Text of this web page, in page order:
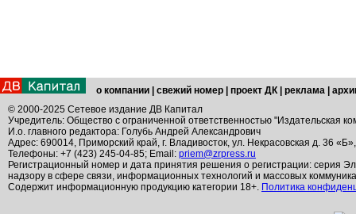
о компании свежий номер проект ДК реклама
© 2000-2025 Сетевое издание ДВ Капитал
Учредитель: Общество с ограниченной ответственностью "Издательская
И.о. главного редактора: Голубь Андрей Александрович
Адрес: 690014, Приморский край, г. Владивосток, ул. Некрасовская д. 36
Телефоны: +7 (423) 245-04-85; Email: priem@zrpress.ru
Регистрационный номер и дата принятия решения о регистрации: серия
надзору в сфере связи, информационных технологий и массовых
Содержит информационную продукцию категории 18+. Политика